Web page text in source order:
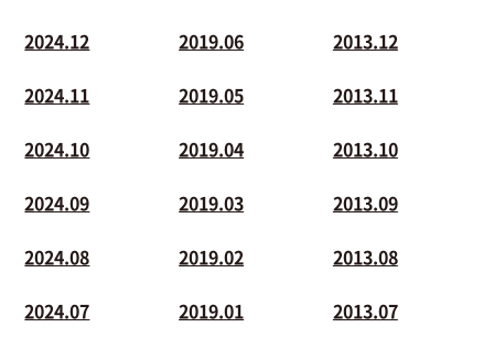
2024.12
2024.11
2024.10
2024.09
2024.08
2024.07
2019.06
2019.05
2019.04
2019.03
2019.02
2019.01
2013.12
2013.11
2013.10
2013.09
2013.08
2013.07